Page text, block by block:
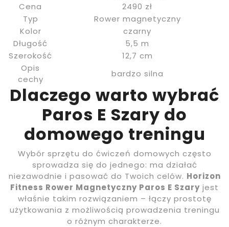
Cena
2490 zł
Typ
Rower magnetyczny
Kolor
czarny
Długość
5,5 m
Szerokość
12,7 cm
Opis
cechy
bardzo silna
Dlaczego warto wybrać
Paros E Szary do
domowego treningu
Wybór sprzętu do ćwiczeń domowych często
sprowadza się do jednego: ma działać
niezawodnie i pasować do Twoich celów. Horizon
Fitness Rower Magnetyczny Paros E Szary jest
właśnie takim rozwiązaniem – łączy prostotę
użytkowania z możliwością prowadzenia treningu
o różnym charakterze.